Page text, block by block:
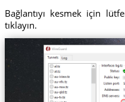
Bağlantıyı kesmek için
tıklayın.